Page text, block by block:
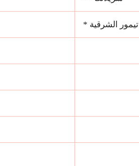
تيمور الشرقية *